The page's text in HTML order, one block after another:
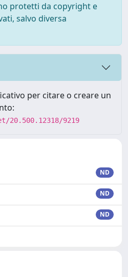
protetti da copyright e
salvo diversa
per citare o creare un
9219
ND
ND
ND